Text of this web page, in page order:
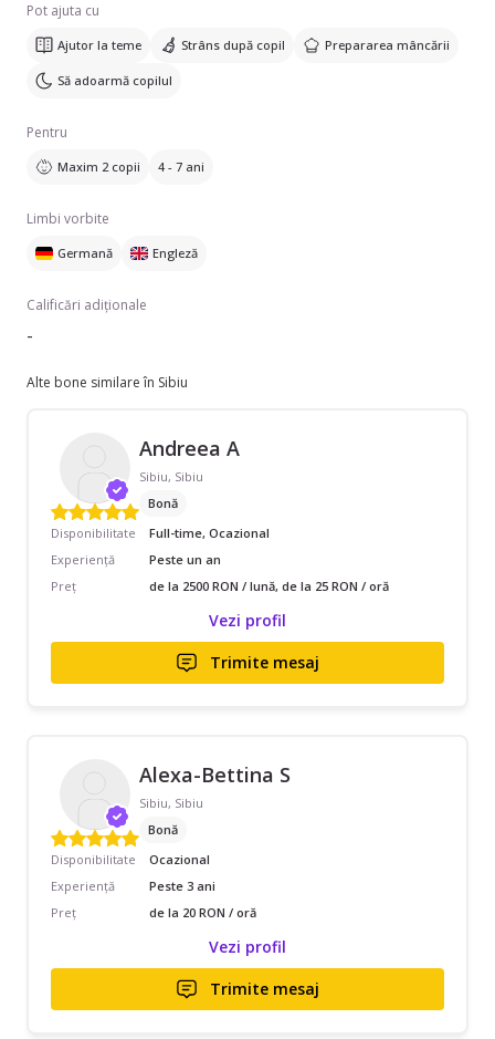
Pot ajuta cu
Ajutor la teme Strâns după copil Prepararea mâncării
Să adoarmă copilul
Pentru
Maxim 2 copii 4 - 7 ani
Limbi vorbite
Germană Engleză
Calificări adiționale
-
Alte bone similare în Sibiu
Andreea A
Sibiu, Sibiu
Bonă
Disponibilitate
Full-time, Ocazional
Experiență
Peste un an
Preț
de la 2500 RON / lună, de la 25 RON / oră
Vezi profil
Trimite mesaj
Alexa-Bettina S
Sibiu, Sibiu
Bonă
Disponibilitate
Ocazional
Experiență
Peste 3 ani
Preț
de la 20 RON / oră
Vezi profil
Trimite mesaj